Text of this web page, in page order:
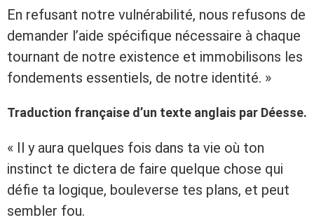
En refusant notre vulnérabilité, nous refusons de
demander l’aide spécifique nécessaire à chaque
tournant de notre existence et immobilisons les
fondements essentiels, de notre identité. »
Traduction française d’un texte anglais par Déesse.
« Il y aura quelques fois dans ta vie où ton
instinct te dictera de faire quelque chose qui
défie ta logique, bouleverse tes plans, et peut
sembler fou.